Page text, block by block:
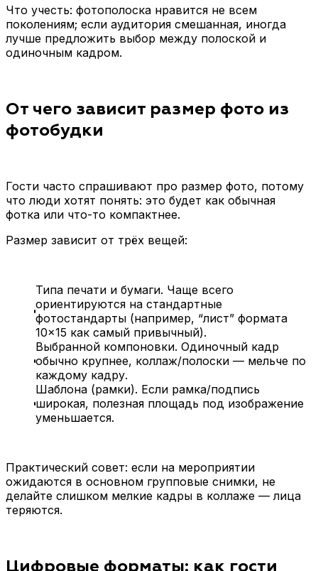
Что учесть: фотополоска нравится не всем
поколениям; если аудитория смешанная, иногда
лучше предложить выбор между полоской и
одиночным кадром.
От чего зависит размер фото из
фотобудки
Гости часто спрашивают про размер фото, потому
что люди хотят понять: это будет как обычная
фотка или что-то компактнее.
Размер зависит от трёх вещей:
Типа печати и бумаги. Чаще всего
ориентируются на стандартные
фотостандарты (например, “лист” формата
10×15 как самый привычный).
Выбранной компоновки. Одиночный кадр
обычно крупнее, коллаж/полоски — мельче по
каждому кадру.
Шаблона (рамки). Если рамка/подпись
широкая, полезная площадь под изображение
уменьшается.
Практический совет: если на мероприятии
ожидаются в основном групповые снимки, не
делайте слишком мелкие кадры в коллаже — лица
теряются.
Цифровые форматы: как гости